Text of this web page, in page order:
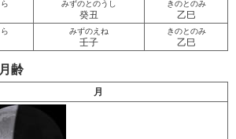
みずのとのうし
癸丑
きのとのみ
乙巳
みずのえね
壬子
きのとのみ
乙巳
齢
月